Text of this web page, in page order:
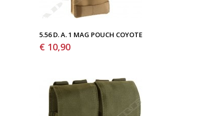
5.56 D. A. 1 MAG POUCH COYOTE
€ 10,90